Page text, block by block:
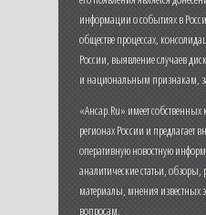
информации о событиях в
обществе процессах,
России, выявление случаев
и национальным признакам,
«Ансар.Ru» имеет
регионах России и предлагает
оперативную новостную
аналитические статьи, обзоры,
материалы, мнения известных
вопросам.